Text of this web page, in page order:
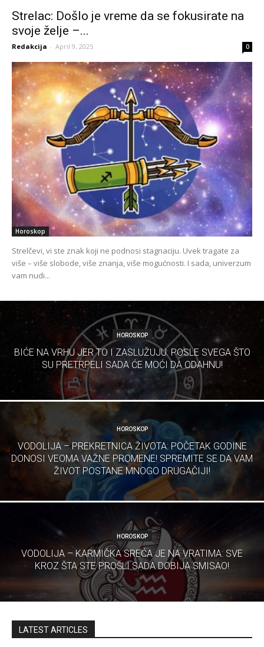
Strelac: Došlo je vreme da se fokusirate na
svoje želje –...
Redakcija - April 9, 2025 0
Horoskop
Strelčevi, vi ste znak koji ne podnosi stagnaciju. Uvek tragate za
više – više slobode, više znanja, više mogućnosti. I sada, univerzum
vam nudi...
HOROSKOP
BIĆE NA VRHU JER TO I ZASLUŽUJU: POSLE SVEGA ŠTO
SU PRETRPELI SADA ĆE MOĆI DA ODAHNU!
HOROSKOP
VODOLIJA – PREKRETNICA ŽIVOTA: POČETAK GODINE
DONOSI VEOMA VAŽNE PROMENE! SPREMITE SE DA VAM
ŽIVOT POSTANE MNOGO DRUGAČIJI!
HOROSKOP
VODOLIJA – KARMIČKA SREĆA JE NA VRATIMA: SVE
KROZ ŠTA STE PROŠLI SADA DOBIJA SMISAO!
LATEST ARTICLES